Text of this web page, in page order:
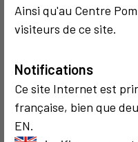
Ainsi qu'au Centre
visiteurs de ce site.
Notifications
Ce site Internet est
française, bien que
EN.
2003